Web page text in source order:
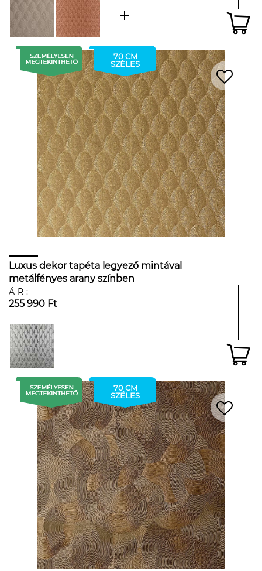
70 CM
SZÉLES
Luxus dekor tapéta legyező mintával
metálfényes arany színben
ÁR:
255 990 Ft
70 CM
SZÉLES